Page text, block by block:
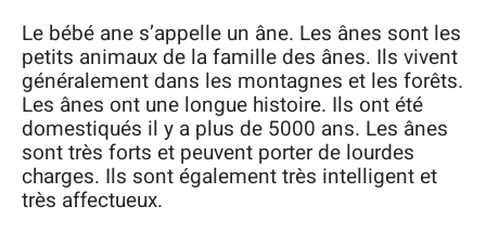
Le bébé ane s’appelle un âne. Les ânes sont les
petits animaux de la famille des ânes. Ils vivent
généralement dans les montagnes et les forêts.
Les ânes ont une longue histoire. Ils ont été
domestiqués il y a plus de 5000 ans. Les ânes
sont très forts et peuvent porter de lourdes
charges. Ils sont également très intelligent et
très affectueux.